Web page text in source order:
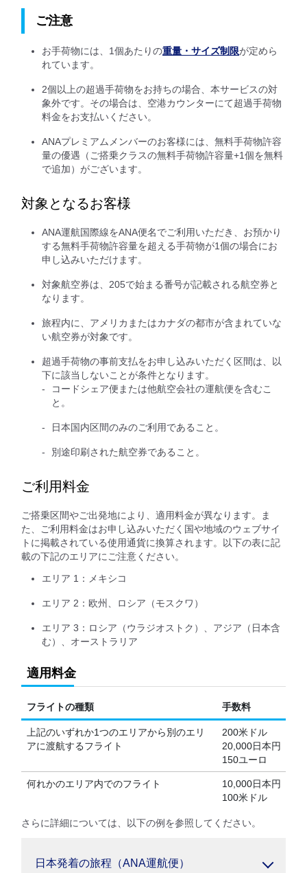
ご注意
お手荷物には、1個あたりの重量・サイズ制限が定めら
れています。
2個以上の超過手荷物をお持ちの場合、本サービスの対
象外です。その場合は、空港カウンターにて超過手荷物
料金をお支払いください。
ANAプレミアムメンバーのお客様には、無料手荷物許容
量の優遇（ご搭乗クラスの無料手荷物許容量+1個を無料
で追加）がございます。
対象となるお客様
ANA運航国際線をANA便名でご利用いただき、お預かり
する無料手荷物許容量を超える手荷物が1個の場合にお
申し込みいただけます。
対象航空券は、205で始まる番号が記載される航空券と
なります。
旅程内に、アメリカまたはカナダの都市が含まれていな
い航空券が対象です。
超過手荷物の事前支払をお申し込みいただく区間は、以
下に該当しないことが条件となります。
コードシェア便または他航空会社の運航便を含むこ
と。
日本国内区間のみのご利用であること。
別途印刷された航空券であること。
ご利用料金
ご搭乗区間やご出発地により、適用料金が異なります。ま
た、ご利用料金はお申し込みいただく国や地域のウェブサイ
トに掲載されている使用通貨に換算されます。以下の表に記
載の下記のエリアにご注意ください。
エリア 1：メキシコ
エリア 2：欧州、ロシア（モスクワ）
エリア 3：ロシア（ウラジオストク）、アジア（日本含
む）、オーストラリア
適用料金
フライトの種類 手数料
上記のいずれか1つのエリアから別のエリ
アに渡航するフライト
200米ドル
20,000日本円
150ユーロ
何れかのエリア内でのフライト
10,000日本円
100米ドル
さらに詳細については、以下の例を参照してください。
日本発着の旅程（ANA運航便）